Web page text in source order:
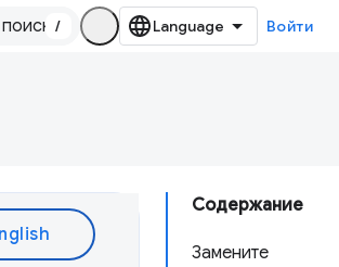
/ Войти
Содержание
Замените